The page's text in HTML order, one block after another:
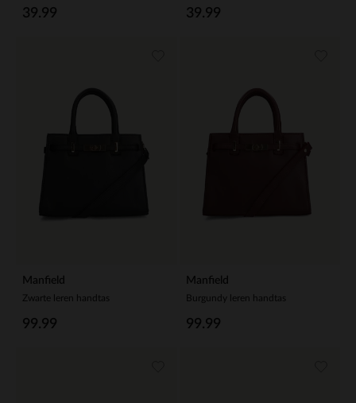
39.99 39.99
Manfield
Zwarte leren handtas
99.99
Manfield
Burgundy leren handtas
99.99